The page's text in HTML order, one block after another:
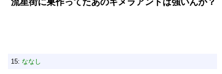
流星街に巣作ってたあのキメラアントは強いんか？
15: ななし